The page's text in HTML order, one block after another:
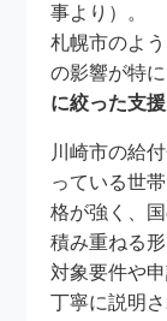
事より）。
札幌市のよ
の影響が特
に絞った支援
川崎市の給
っている世
格が強く、
積み重ねる
対象要件や
丁寧に説明